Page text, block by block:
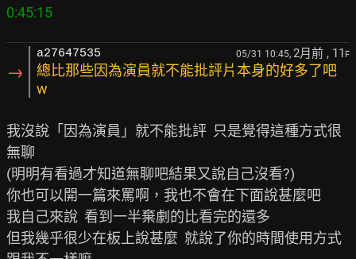
→
a27647535 05/31 10:45, 2月前 , 11 F
總比那些因為演員就不能批評片本身的好多了吧
w
我沒說「因為演員」就不能批評  只是覺得這種方式很
無聊
(明明有看過才知道無聊吧結果又說自己沒看?)
你也可以開一篇來罵啊，我也不會在下面說甚麼吧
我自己來說  看到一半棄劇的比看完的還多
但我幾乎很少在板上說甚麼  就說了你的時間使用方式